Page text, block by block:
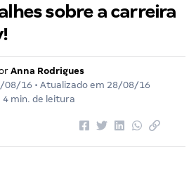
sobre a carreira
Anna Rodrigues
08/16 • Atualizado em 28/08/16
4 min. de leitura